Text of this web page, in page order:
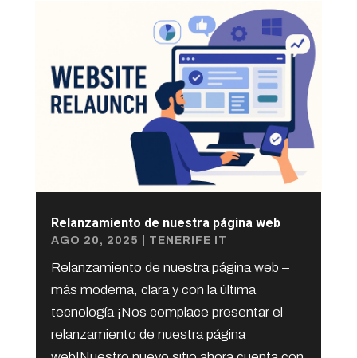
Relanzamiento de nuestra página web
AGO 20, 2025 TENERIFE IT
Relanzamiento de nuestra página web –
más moderna, clara y con la última
tecnología ¡Nos complace presentar el
relanzamiento de nuestra página